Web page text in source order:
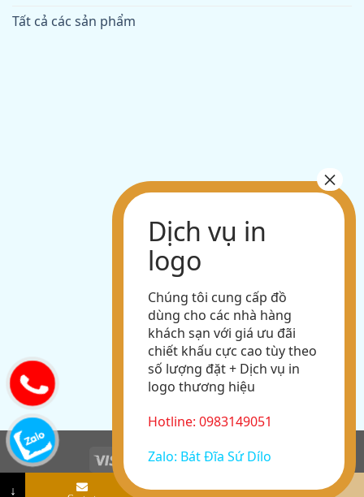
Tất cả các sản phẩm
Copyright 2026 ©Sứ Dílo Studio
Chúng tôi cung cấp đồ
dùng cho các nhà hàng
khách sạn với giá ưu đãi
chiết khấu cực cao tùy theo
số lượng đặt + Dịch vụ in
logo thương hiệu
Hotline: 0983149051
Zalo: Bát Đĩa Sứ Dílo
↓